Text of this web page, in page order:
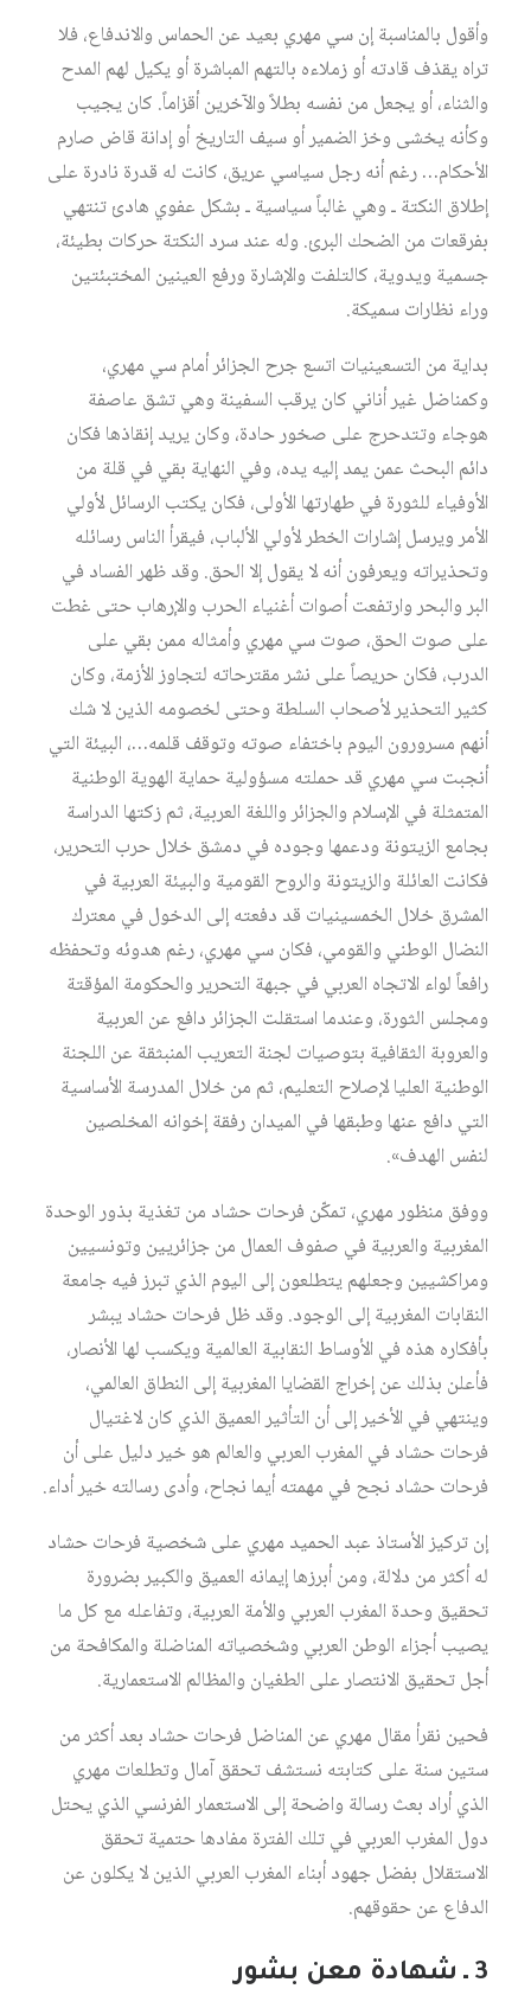
وأقول بالمناسبة إن سي مهري بعيد عن الحماس والاندفاع، فلا
تراه يقذف قادته أو زملاءه بالتهم المباشرة أو يكيل لهم المدح
والثناء، أو يجعل من نفسه بطلاً والآخرين أقزاماً. كان يجيب
وكأنه يخشى وخز الضمير أو سيف التاريخ أو إدانة قاض صارم
الأحكام… رغم أنه رجل سياسي عريق، كانت له قدرة نادرة على
إطلاق النكتة ـ وهي غالباً سياسية ـ بشكل عفوي هادئ تنتهي
بفرقعات من الضحك البرئ. وله عند سرد النكتة حركات بطيئة،
جسمية ويدوية، كالتلفت والإشارة ورفع العينين المختبئتين
وراء نظارات سميكة.
بداية من التسعينيات اتسع جرح الجزائر أمام سي مهري،
وكمناضل غير أناني كان يرقب السفينة وهي تشق عاصفة
هوجاء وتتدحرج على صخور حادة، وكان يريد إنقاذها فكان
دائم البحث عمن يمد إليه يده، وفي النهاية بقي في قلة من
الأوفياء للثورة في طهارتها الأولى، فكان يكتب الرسائل لأولي
الأمر ويرسل إشارات الخطر لأولي الألباب، فيقرأ الناس رسائله
وتحذيراته ويعرفون أنه لا يقول إلا الحق. وقد ظهر الفساد في
البر والبحر وارتفعت أصوات أغنياء الحرب والإرهاب حتى غطت
على صوت الحق، صوت سي مهري وأمثاله ممن بقي على
الدرب، فكان حريصاً على نشر مقترحاته لتجاوز الأزمة، وكان
كثير التحذير لأصحاب السلطة وحتى لخصومه الذين لا شك
أنهم مسرورون اليوم باختفاء صوته وتوقف قلمه…، البيئة التي
أنجبت سي مهري قد حملته مسؤولية حماية الهوية الوطنية
المتمثلة في الإسلام والجزائر واللغة العربية، ثم زكتها الدراسة
بجامع الزيتونة ودعمها وجوده في دمشق خلال حرب التحرير،
فكانت العائلة والزيتونة والروح القومية والبيئة العربية في
المشرق خلال الخمسينيات قد دفعته إلى الدخول في معترك
النضال الوطني والقومي، فكان سي مهري، رغم هدوئه وتحفظه
رافعاً لواء الاتجاه العربي في جبهة التحرير والحكومة المؤقتة
ومجلس الثورة، وعندما استقلت الجزائر دافع عن العربية
والعروبة الثقافية بتوصيات لجنة التعريب المنبثقة عن اللجنة
الوطنية العليا لإصلاح التعليم، ثم من خلال المدرسة الأساسية
التي دافع عنها وطبقها في الميدان رفقة إخوانه المخلصين
لنفس الهدف».
ووفق منظور مهري، تمكّن فرحات حشاد من تغذية بذور الوحدة
المغربية والعربية في صفوف العمال من جزائريين وتونسيين
ومراكشيين وجعلهم يتطلعون إلى اليوم الذي تبرز فيه جامعة
النقابات المغربية إلى الوجود. وقد ظل فرحات حشاد يبشر
بأفكاره هذه في الأوساط النقابية العالمية ويكسب لها الأنصار،
فأعلن بذلك عن إخراج القضايا المغربية إلى النطاق العالمي،
وينتهي في الأخير إلى أن التأثير العميق الذي كان لاغتيال
فرحات حشاد في المغرب العربي والعالم هو خير دليل على أن
فرحات حشاد نجح في مهمته أيما نجاح، وأدى رسالته خير أداء.
إن تركيز الأستاذ عبد الحميد مهري على شخصية فرحات حشاد
له أكثر من دلالة، ومن أبرزها إيمانه العميق والكبير بضرورة
تحقيق وحدة المغرب العربي والأمة العربية، وتفاعله مع كل ما
يصيب أجزاء الوطن العربي وشخصياته المناضلة والمكافحة من
أجل تحقيق الانتصار على الطغيان والمظالم الاستعمارية.
فحين نقرأ مقال مهري عن المناضل فرحات حشاد بعد أكثر من
ستين سنة على كتابته نستشف تحقق آمال وتطلعات مهري
الذي أراد بعث رسالة واضحة إلى الاستعمار الفرنسي الذي يحتل
دول المغرب العربي في تلك الفترة مفادها حتمية تحقق
الاستقلال بفضل جهود أبناء المغرب العربي الذين لا يكلون عن
الدفاع عن حقوقهم.
3 ـ شهادة معن بشور